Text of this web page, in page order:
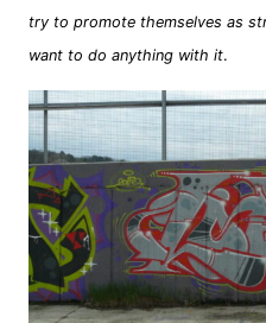
try to promote themselves as
want to do anything with it.